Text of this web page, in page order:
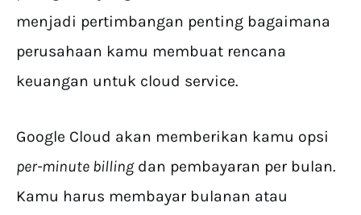
menjadi pertimbangan penting bagaimana
perusahaan kamu membuat rencana
keuangan untuk cloud service.
Google Cloud akan memberikan kamu opsi
per-minute billingdan pembayaran per bulan.
Kamu harus membayar bulanan atau